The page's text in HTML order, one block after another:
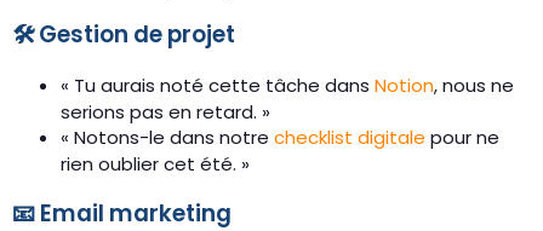
🛠️ Gestion de projet
« Tu aurais noté cette tâche dans Notion, nous ne
serions pas en retard. »
« Notons-le dans notre checklist digitale pour ne
rien oublier cet été. »
📧 Email marketing